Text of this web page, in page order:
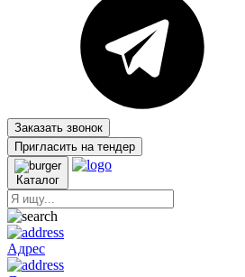
Заказать звонок
Пригласить на тендер
Каталог
Адрес